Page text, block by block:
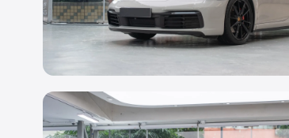
透明 PPF
Porsche 911